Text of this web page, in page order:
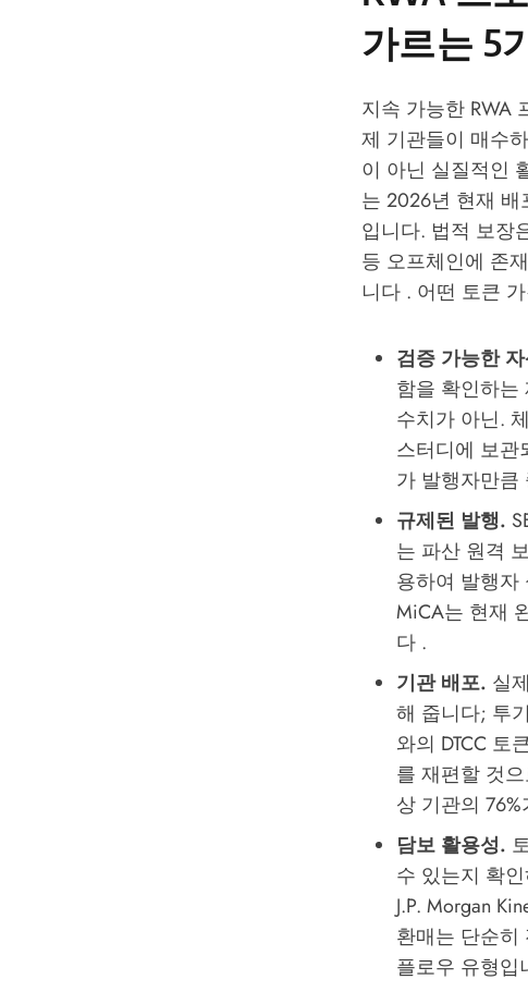
가르는 5
지속 가능한 RWA
제 기관들이 매수
이 아닌 실질적인
는 2026년 현재 배
입니다. 법적 보장
등 오프체인에 존
니다 . 어떤 토큰
검증 가능한
함을 확인하
수치가 아닌.
스터디에 보관
가 발행자만큼
규제된 발행.
는 파산 원격
용하여 발행자
MiCA는 현재
다 .
기관 배포. 실
해 줍니다; 투
와의 DTCC 토
를 재편할 것
상 기관의
담보 활용성.
수 있는지 확
J.P. Morgan
환매는 단순히
플로우 유형입